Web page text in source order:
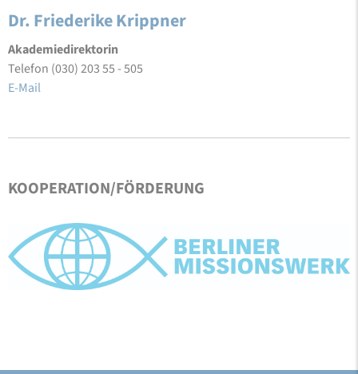
Dr. Friederike Krippner
Akademiedirektorin
Telefon (030) 203 55 - 505
E-Mail
KOOPERATION/FÖRDERUNG